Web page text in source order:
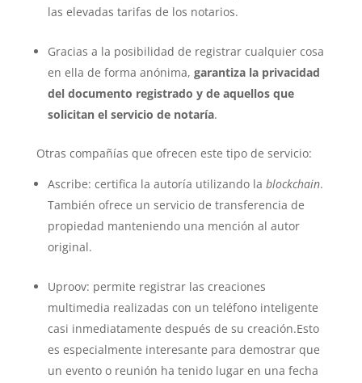
las elevadas tarifas de los notarios.
Gracias a la posibilidad de registrar cualquier cosa
en ella de forma anónima, garantiza la privacidad
del documento registrado y de aquellos que
solicitan el servicio de notaría.
Otras compañías que ofrecen este tipo de servicio:
Ascribe: certifica la autoría utilizando la blockchain.
También ofrece un servicio de transferencia de
propiedad manteniendo una mención al autor
original.
Uproov: permite registrar las creaciones
multimedia realizadas con un teléfono inteligente
casi inmediatamente después de su creación.Esto
es especialmente interesante para demostrar que
un evento o reunión ha tenido lugar en una fecha